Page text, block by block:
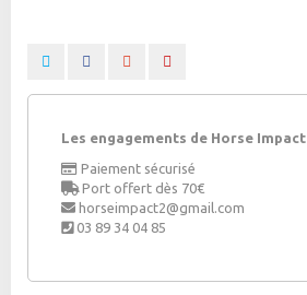
Les engagements de Horse Impact
Paiement sécurisé
Port offert dès 70€
horseimpact2@gmail.com
03 89 34 04 85